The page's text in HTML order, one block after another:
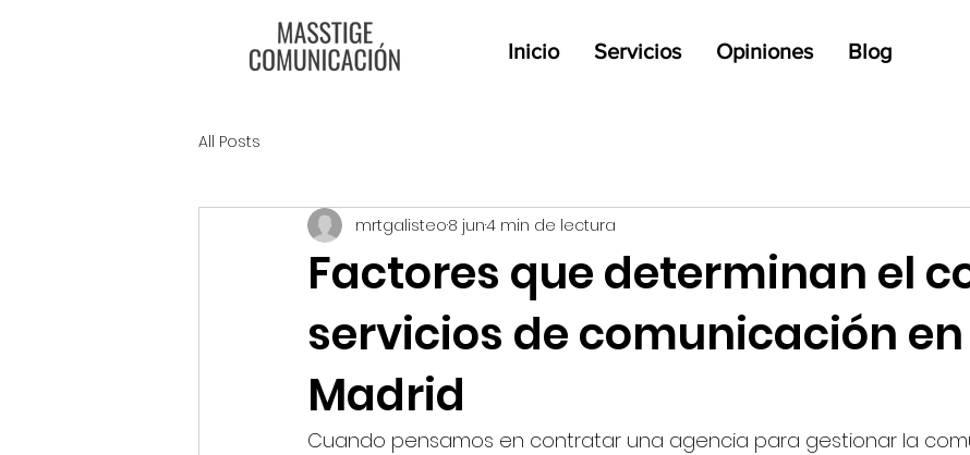
Inicio Servicios Opiniones Blog
All Posts
Factores que determinan el
servicios de comunicación en
Madrid
mrtgalisteo8 jun4 min de lectura
Cuando pensamos en contratar una agencia para gestionar la